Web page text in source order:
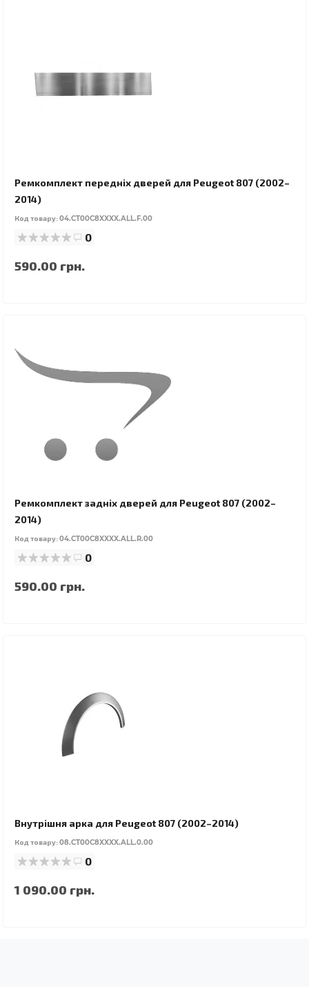
Ремкомплект передніх дверей для Peugeot 807 (2002–
2014)
Код товару:04.CT00C8XXXX.ALL.F.00
0
590.00 грн.
Ремкомплект задніх дверей для Peugeot 807 (2002–
2014)
Код товару:04.CT00C8XXXX.ALL.R.00
0
590.00 грн.
Внутрішня арка для Peugeot 807 (2002–2014)
Код товару:08.CT00C8XXXX.ALL.0.00
0
1 090.00 грн.